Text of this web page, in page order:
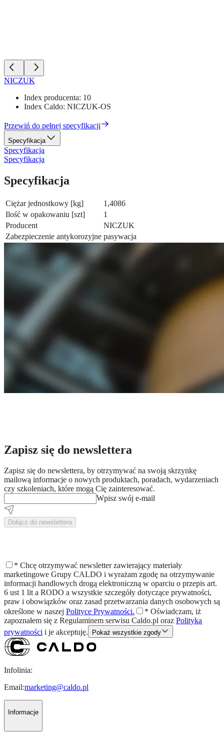
NICZUK
Index producenta: 10
Index Caldo: NICZUK-OS
Przewiń do pełnej specyfikacji
Specyfikacja
Specyfikacja
Specyfikacja
Specyfikacja
Ciężar jednostkowy [kg]
1,4086
Ilość w opakowaniu [szt]
1
Producent
NICZUK
Zabezpieczenie antykorozyjne pasywacja
Zapisz się do newslettera
Zapisz się do newslettera, by otrzymywać na swoją skrzynkę
mailową informacje o nowych produktach, poradach, wydarzeniach
czy szkoleniach, które mogą Cię zainteresować.
Wpisz swój e-mail
Dołącz do newslettera
* Chcę otrzymywać newsletter zawierający materiały
marketingowe Grupy CALDO i wyrażam zgodę na otrzymywanie
informacji handlowych drogą elektroniczną w oparciu o przepis art.
6 ust 1 lit a RODO a wszystkie szczegóły dotyczące prywatności,
praw i obowiązków oraz zasad przetwarzania danych osobowych są
określone w naszej Polityce Prywatności. * Oświadczam, iż
zapoznałem się z Regulaminem serwisu Caldo.pl oraz Polityką
prywatności i je akceptuję. Pokaż wszystkie zgody
Infolinia:
Email:marketing@caldo.pl
Informacje